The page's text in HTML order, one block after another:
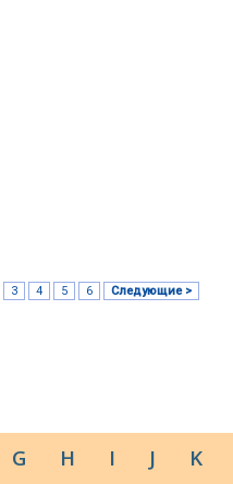
3 4 5 6 Следующие >
G H I J K